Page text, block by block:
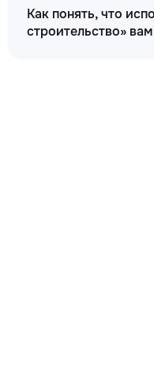
Как понять, что
строительство»